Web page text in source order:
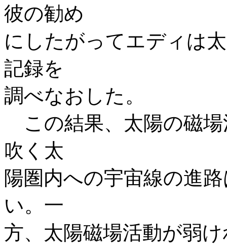
彼の勧め
にしたがってエディは
記録を
調べなおした。
この結果、太陽の磁
吹く太
陽圏内への宇宙線の進
い。一
方、太陽磁場活動が弱